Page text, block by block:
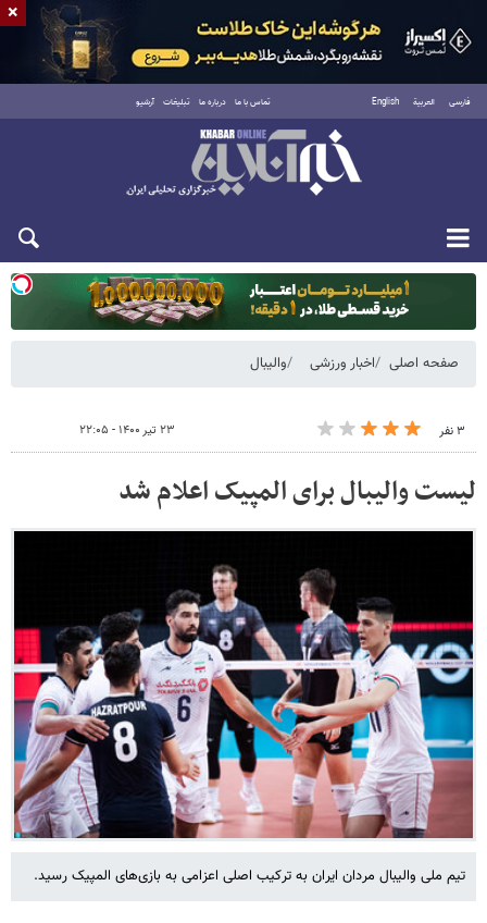
فارسی العربية English تماس با ما درباره ما تبلیغات آرشیو
دوشنبه ۱۹ مرداد ۱۴۰۵
صفحه اصلی اخبار ورزشی والیبال
۳ نفر ۲۳ تیر ۱۴۰۰ - ۲۲:۰۵
لیست والیبال برای المپیک اعلام شد
تیم ملی والیبال مردان ایران به ترکیب اصلی اعزامی به بازی‌های المپیک رسید.
×